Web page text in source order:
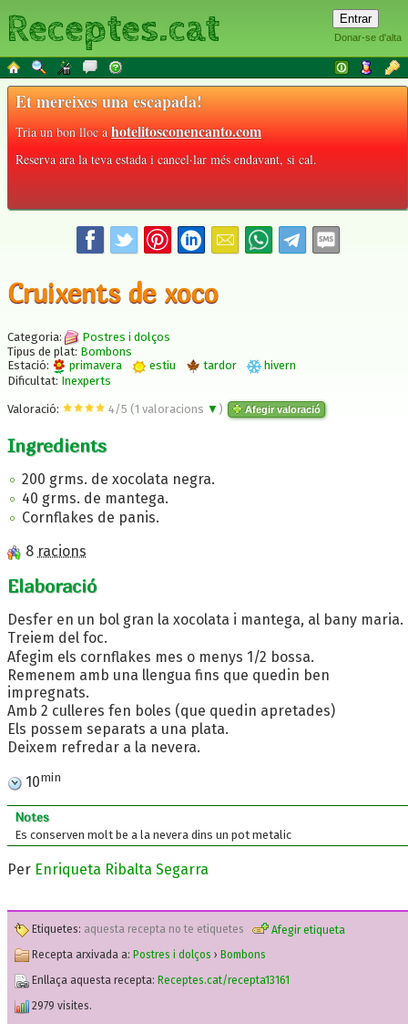
Donar-se d'alta
Receptes.cat
Et mereixes una escapada!
Tria un bon lloc ahotelitosconencanto.com
Reserva ara la teva estada i cancel·lar més endavant, si cal.
Cruixents de xoco
Categoria:
Postres i dolços
Tipus de plat: Bombons
Estació:
primavera estiu tardor
hivern
Dificultat: Inexperts
Valoració: 4 /5 (1 valoracions ▼ ) Afegir valoració
Ingredients
200 grms. de xocolata negra.
40 grms. de mantega.
Cornflakes de panis.
8 racions
Elaboració
Desfer en un bol gran la xocolata i mantega, al bany maria.
Treiem del foc.
Afegim els cornflakes mes o menys 1/2 bossa.
Remenem amb una llengua fins que quedin ben
impregnats.
Amb 2 culleres fen boles (que quedin apretades)
Els possem separats a una plata.
Deixem refredar a la nevera.
10min
Notes
Es conserven molt be a la nevera dins un pot metalic
Per Enriqueta Ribalta Segarra
Etiquetes: aquesta recepta no te etiquetes
Afegir etiqueta
Recepta arxivada a: Postres i dolços › Bombons
Enllaça aquesta recepta: Receptes.cat/recepta13161
2979 visites.